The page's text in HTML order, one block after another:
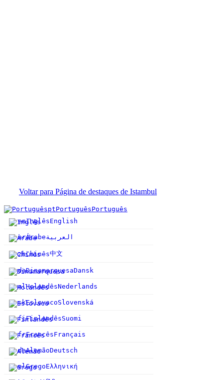
Voltar para Página de destaques de Istambul
ptPortuguêsPortuguês
enInglêsEnglish
arÁrabeالعربية
zhChinês中文
daDinamarquesaDansk
nlHolandêsNederlands
skEslovacoSlovenská
fiFinlandêsSuomi
frFrancêsFrançais
deAlemãoDeutsch
elGregoΕλληνική